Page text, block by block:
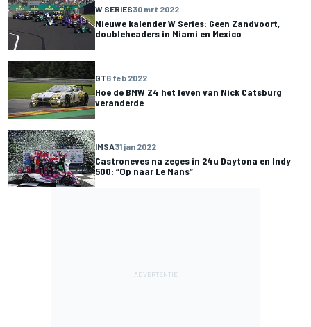
W SERIES30 mrt 2022
Nieuwe kalender W Series: Geen Zandvoort,
doubleheaders in Miami en Mexico
GT6 feb 2022
Hoe de BMW Z4 het leven van Nick Catsburg
veranderde
IMSA31 jan 2022
Castroneves na zeges in 24u Daytona en Indy
500: “Op naar Le Mans”